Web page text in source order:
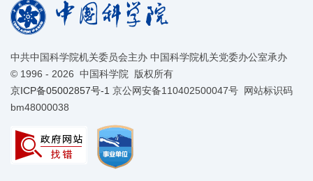
中共中国科学院机关委员会主办 中国科学院机关党委办公室承办
© 1996 - 2026 中国科学院 版权所有
京ICP备05002857号-1 京公网安备110402500047号 网站标识码
bm48000038